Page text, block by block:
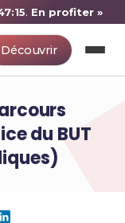
. En profiter »
Découvrir
du BUT